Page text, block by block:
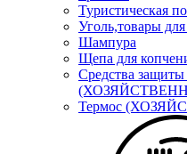
Туристическая
Уголь,товары
Шампура
Щепа для
Средства
Термос